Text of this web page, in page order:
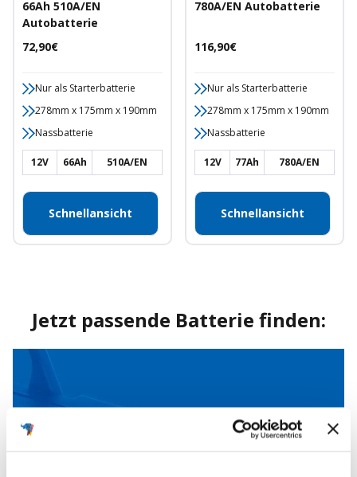
66Ah 510A/EN
Autobatterie
Angebotspreis
72,90€
Nur als Starterbatterie
278mm x 175mm x 190mm
Nassbatterie
12V 66Ah 510A/EN
Schnellansicht
780A/EN Autobatterie
Angebotspreis
116,90€
Nur als Starterbatterie
278mm x 175mm x 190mm
Nassbatterie
12V 77Ah 780A/EN
Schnellansicht
Jetzt passende Batterie finden: